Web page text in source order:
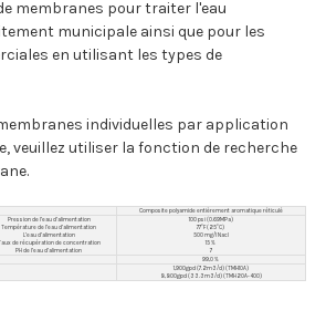
membranes pour traiter l'eau
municipale ainsi que pour les
en utilisant les types de
individuelles par application
veuillez utiliser la fonction de recherche
Composite polyamide entièrement aromatique réticulé
Pression de l’eau d’alimentation
Température de l’eau d’alimentation
L’eau d’alimentation
de récupération de concentration
PH de l’eau d’alimentation
100 psi (0.69MPa)
77°F (25°C)
500 mg/l Nacl
15 %
7
99,0 %
1,900gpd (7.2m3/d) (TMH10A)
8,800gpd (33.3m3/d) (TMH20A-400)